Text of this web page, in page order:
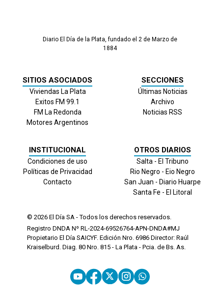
Diario El Día de la Plata, fundado el 2 de Marzo de
1884
SITIOS ASOCIADOS
Viviendas La Plata
Exitos FM 99.1
FM La Redonda
Motores Argentinos
SECCIONES
Últimas Noticias
Archivo
Noticias RSS
INSTITUCIONAL
Condiciones de uso
Políticas de Privacidad
Contacto
OTROS DIARIOS
Salta - El Tribuno
Rio Negro - Eio Negro
San Juan - Diario Huarpe
Santa Fe - El Litoral
© 2026 El Día SA - Todos los derechos reservados.
Registro DNDA Nº RL-2024-69526764-APN-DNDA#MJ
Propietario El Día SAICYF. Edición Nro. 6986 Director: Raúl
Kraiselburd. Diag. 80 Nro. 815 - La Plata - Pcia. de Bs. As.